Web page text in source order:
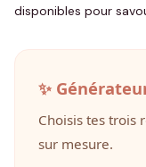
disponibles pour
✨
Choisis tes trois
sur mesure.